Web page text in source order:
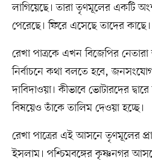
লাগিয়েছে। তারা তৃণমূলের একটি
পেরেছে। ফিরে এসেছে তাদের কাছে।
রেখা পাত্রকে এখন বিজেপির নেতারা
নির্বাচনে কথা বলতে হবে,
দাবিদাওয়া। কীভাবে ভোটারদের
বিষয়েও তাঁকে তালিম দেওয়া হচ্ছে।
রেখা পাত্রের এই আসনে তৃণমূলের
ইসলাম। পশ্চিমবঙ্গের কৃষ্ণনগর আসনে